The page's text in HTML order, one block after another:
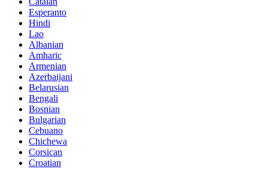
Esperanto
Hindi
Lao
Albanian
Amharic
Armenian
Azerbaijani
Belarusian
Bengali
Bosnian
Bulgarian
Cebuano
Chichewa
Corsican
Croatian